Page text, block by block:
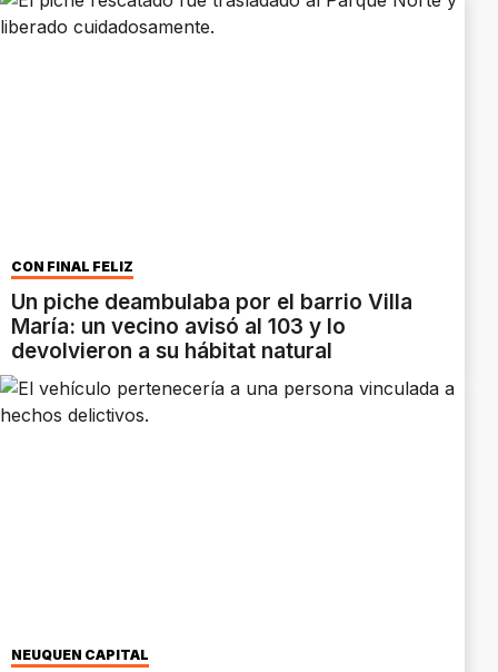
CON FINAL FELIZ
Un piche deambulaba por el barrio Villa
María: un vecino avisó al 103 y lo
devolvieron a su hábitat natural
NEUQUÉN CAPITAL